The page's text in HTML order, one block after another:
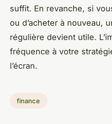
suffit. En revanche, si
ou d’acheter à nouveau,
régulière devient utile.
fréquence à votre
l’écran.
finance